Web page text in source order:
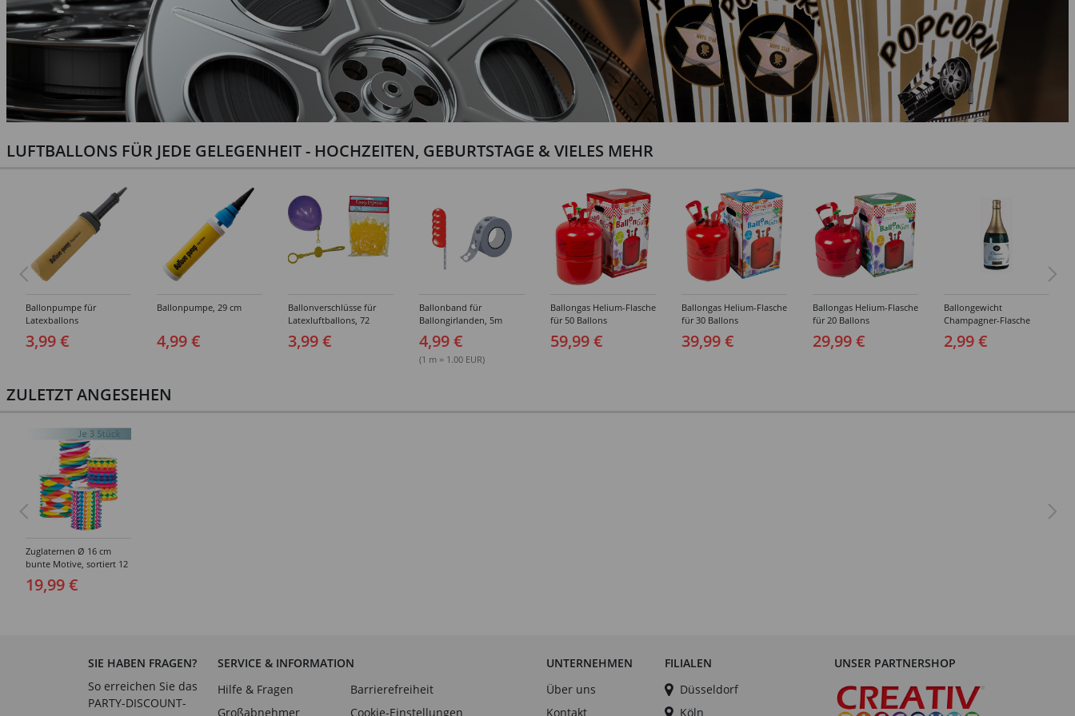
LUFTBALLONS FÜR JEDE GELEGENHEIT - HOCHZEITEN, GEBURTSTAGE & VIELES MEHR
Ballonpumpe für
Latexballons
3,99 €
Ballonpumpe, 29 cm
4,99 €
Ballonverschlüsse für
Latexluftballons, 72
Stück
3,99 €
Ballonband für
Ballongirlanden, 5m
Deko-Band aus PVC
4,99 €
(1 m = 1.00 EUR)
Ballongas Helium-Flasche
für 50 Ballons
59,99 €
Ballongas Helium-Flasche
für 30 Ballons
39,99 €
Ballongas Helium-Flasche
für 20 Ballons
29,99 €
Ballongewicht
Champagner-Flasche
2,99 €
ZULETZT ANGESEHEN
Zuglaternen Ø 16 cm
bunte Motive, sortiert 12
Stück
19,99 €
SIE HABEN FRAGEN?
So erreichen Sie das
PARTY-DISCOUNT-
SERVICE & INFORMATION
Hilfe & Fragen
Großabnehmer
Barrierefreiheit
Cookie-Einstellungen
UNTERNEHMEN
Über uns
Kontakt
FILIALEN
Düsseldorf
Köln
UNSER PARTNERSHOP